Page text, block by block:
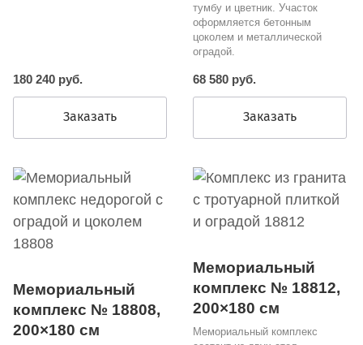
180 240 руб.
Заказать
тумбу и цветник. Участок
оформляется бетонным
цоколем и металлической
оградой.
68 580 руб.
Заказать
Мемориальный
комплекс № 18808,
200×180 см
Мемориальный
комплекс № 18812,
200×180 см
Мемориальный комплекс